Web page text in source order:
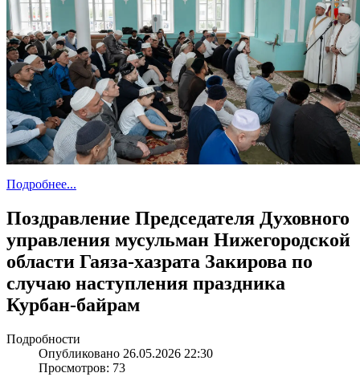
Подробнее...
Поздравление Председателя Духовного
управления мусульман Нижегородской
области Гаяза-хазрата Закирова по
случаю наступления праздника
Курбан-байрам
Подробности
Опубликовано 26.05.2026 22:30
Просмотров: 73